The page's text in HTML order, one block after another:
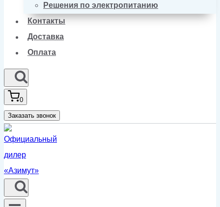
Решения по электропитанию
Контакты
Доставка
Оплата
0
Заказать звонок